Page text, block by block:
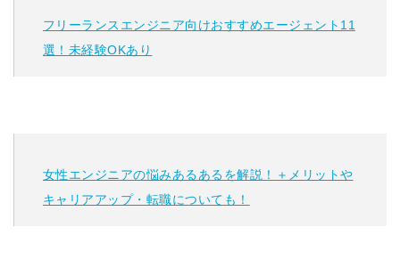
フリーランスエンジニア向けおすすめエージェント11
選！未経験OKあり
女性エンジニアの悩みあるあるを解説！＋メリットや
キャリアアップ・転職についても！